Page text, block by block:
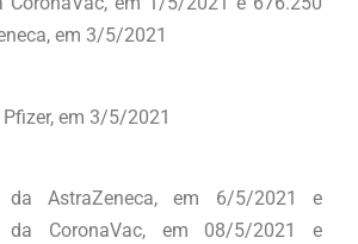
em 3/5/2021
em 3/5/2021
da AstraZeneca, em 6/5/2021 e
da CoronaVac, em 08/5/2021 e